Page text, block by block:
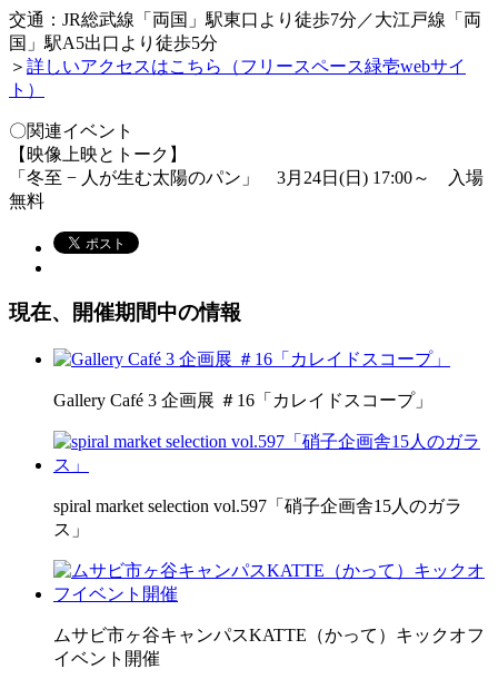
交通：JR総武線「両国」駅東口より徒歩7分／大江戸線「両
国」駅A5出口より徒歩5分
＞ 詳しいアクセスはこちら（フリースペース緑壱webサイ
ト）
〇関連イベント
【映像上映とトーク】
「冬至 − 人が生む太陽のパン」 3月24日(日) 17:00～
入場
無料
現在、開催期間中の情報
Gallery Café 3 企画展 ＃16「カレイドスコープ」
spiral market selection vol.597「硝子企画舎15人のガラ
ス」
ムサビ市ヶ谷キャンパスKATTE（かって）キックオフ
イベント開催